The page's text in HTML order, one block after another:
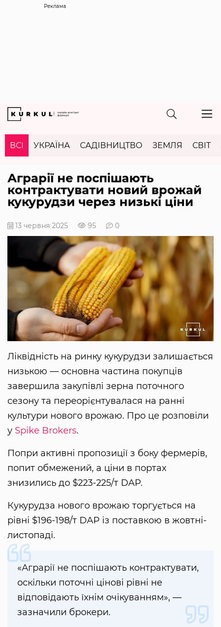
Реклама
ВСІ УКРАЇНА САДІВНИЦТВО ЗЕМЛЯ СВІТ
Аграрії не поспішають
контрактувати новий врожай
кукурудзи через низькі ціни
13 червня 2025 95 0
Ліквідність на ринку кукурудзи залишається
низькою — основна частина покупців
завершила закупівлі зерна поточного
сезону та переорієнтувалася на ранні
культури нового врожаю. Про це розповіли
у Spike Brokers.
Попри активні пропозиції з боку фермерів,
попит обмежений, а ціни в портах
знизились до $223-225/т DAP.
Кукурудза нового врожаю торгується на
рівні $196-198/т DAP із поставкою в жовтні-
листопаді.
«Аграрії не поспішають контрактувати,
оскільки поточні цінові рівні не
відповідають їхнім очікуванням», —
зазначили брокери.